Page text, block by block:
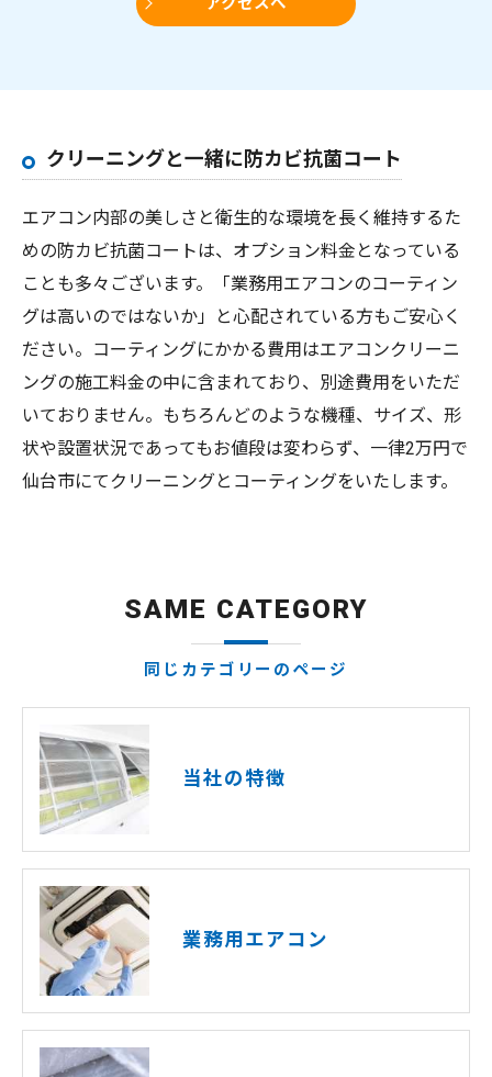
クリーニングと一緒に防カビ抗菌コート
エアコン内部の美しさと衛生的な環境を長く維持するた
めの防カビ抗菌コートは、オプション料金となっている
ことも多々ございます。「業務用エアコンのコーティン
グは高いのではないか」と心配されている方もご安心く
ださい。コーティングにかかる費用はエアコンクリーニ
ングの施工料金の中に含まれており、別途費用をいただ
いておりません。もちろんどのような機種、サイズ、形
状や設置状況であってもお値段は変わらず、一律2万円で
仙台市にてクリーニングとコーティングをいたします。
同じカテゴリーのページ
SAME CATEGORY
当社の特徴
業務用エアコン